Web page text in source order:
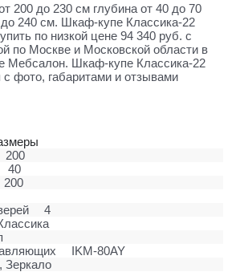
200 до 230 см глубина от 40 до 70
240 см. Шкаф-купе Классика-22
по низкой цене 94 340 руб. с
по Москве и Московской области в
Мебсалон. Шкаф-купе Классика-22
с фото, габаритами и отзывами
200
40
200
4
IKM-80AY